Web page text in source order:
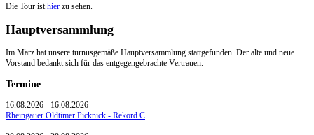
Die Tour isthier zu sehen.
Hauptversammlung
Im März hat unsere turnusgemäße Hauptversammlung stattgefunden. Der alte und neue
Vorstand bedankt sich für das entgegengebrachte Vertrauen.
Termine
16.08.2026 - 16.08.2026
Rheingauer Oldtimer Picknick - Rekord C
--------------------------------